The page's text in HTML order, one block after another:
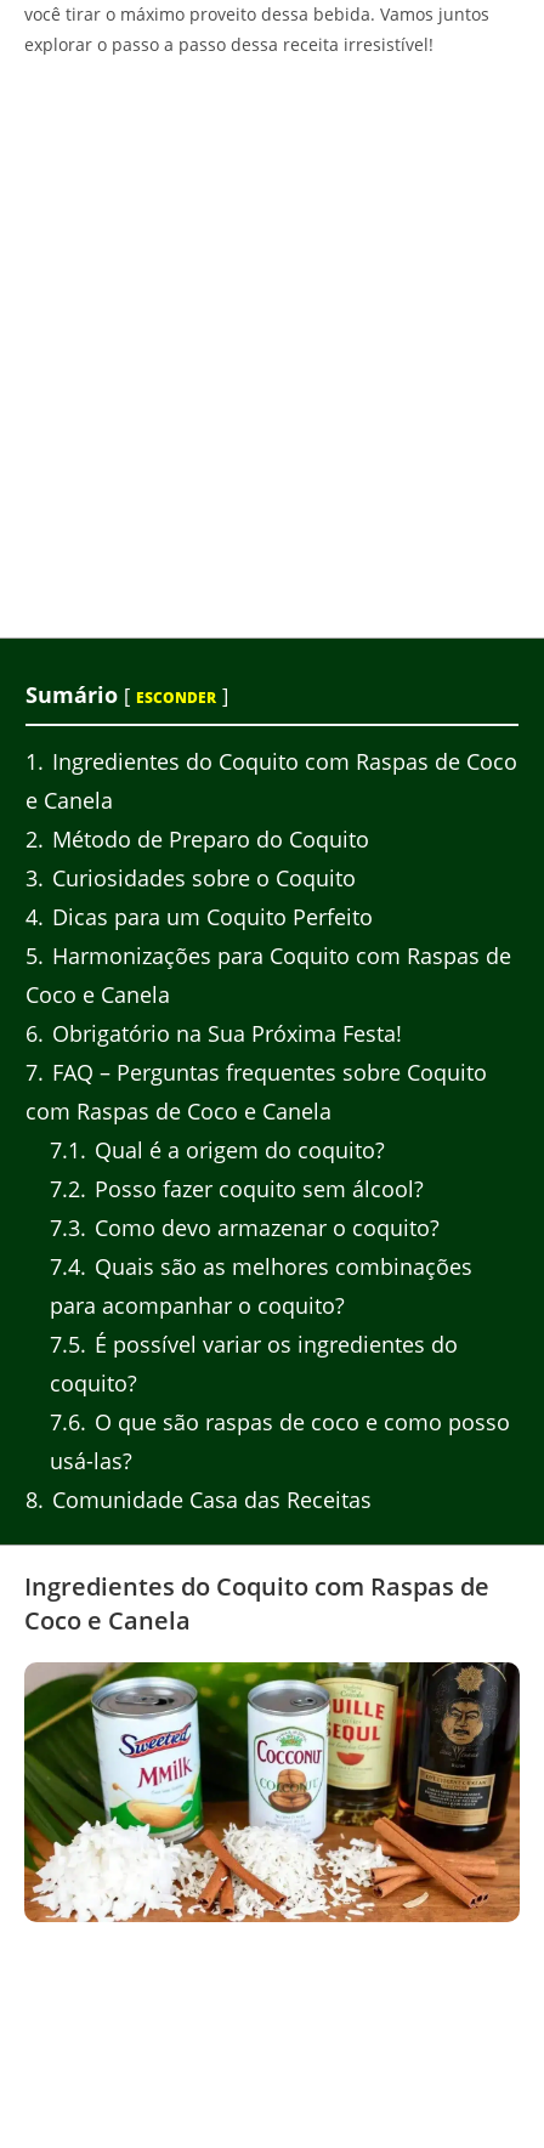
você tirar o máximo proveito dessa bebida. Vamos juntos
explorar o passo a passo dessa receita irresistível!
Sumário [ ESCONDER ]
1
Ingredientes do Coquito com Raspas de Coco
e Canela
2 Método de Preparo do Coquito
3 Curiosidades sobre o Coquito
4 Dicas para um Coquito Perfeito
5 Harmonizações para Coquito com Raspas de
Coco e Canela
6 Obrigatório na Sua Próxima Festa!
7 FAQ – Perguntas frequentes sobre Coquito
com Raspas de Coco e Canela
7.1
Qual é a origem do coquito?
7.2 Posso fazer coquito sem álcool?
7.3 Como devo armazenar o coquito?
7.4 Quais são as melhores combinações
para acompanhar o coquito?
7.5 É possível variar os ingredientes do
coquito?
7.6 O que são raspas de coco e como posso
usá-las?
8 Comunidade Casa das Receitas
Ingredientes do Coquito com Raspas de
Coco e Canela